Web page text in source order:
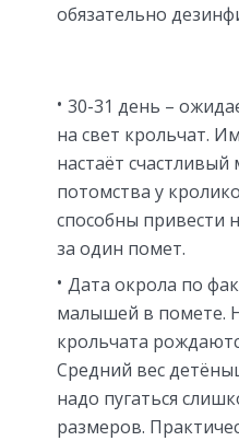
обязательно
30-31 день –
на свет крольчат.
настаёт
потомства у
способны привести
за один помет.
Дата окрола по
малышей в помете.
крольчата
Средний вес
надо пугаться
размеров.